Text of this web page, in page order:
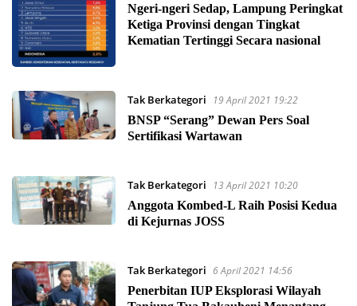
Ngeri-ngeri Sedap, Lampung Peringkat
Ketiga Provinsi dengan Tingkat
Kematian Tertinggi Secara nasional
Tak Berkategori
19 April 2021 19:22
BNSP “Serang” Dewan Pers Soal
Sertifikasi Wartawan
Tak Berkategori
13 April 2021 10:20
Anggota Kombed-L Raih Posisi Kedua
di Kejurnas JOSS
Tak Berkategori 6 April 2021 14:56
Penerbitan IUP Eksplorasi Wilayah